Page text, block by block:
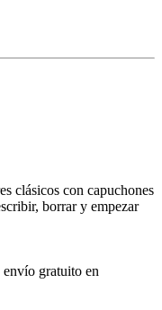
clásicos con capuchones
borrar y empezar
envío gratuito en